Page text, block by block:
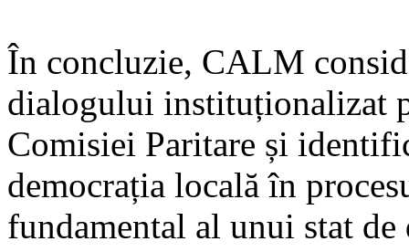
În concluzie, CALM
dialogului instituționalizat
Comisiei Paritare și
democrația locală în
fundamental al unui stat